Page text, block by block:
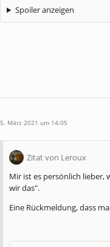
Spoiler anzeigen
5. März 2021 um 14:05
Zitat von Leroux
Mir ist es persönlich lieber,
wir das".
Eine Rückmeldung, dass